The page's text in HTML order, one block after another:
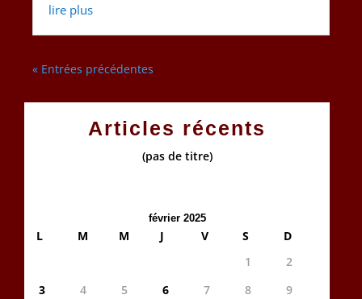
lire plus
« Entrées précédentes
Articles récents
(pas de titre)
février 2025
L M M J V S
D
1
2
3
4 5 6 7 8
9